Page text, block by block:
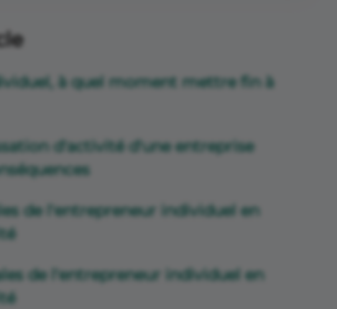
à quel moment mettre fin à
d'activité d'une entreprise
de l'entrepreneur individuel en
de l'entrepreneur individuel en